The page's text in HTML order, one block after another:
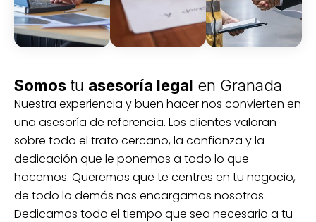
Somostu asesoría legal en Granada
Nuestra experiencia y buen hacer nos convierten en
una asesoría de referencia. Los clientes valoran
sobre todo el trato cercano, la confianza y la
dedicación que le ponemos a todo lo que
hacemos. Queremos que te centres en tu negocio,
de todo lo demás nos encargamos nosotros.
Dedicamos todo el tiempo que sea necesario a tu